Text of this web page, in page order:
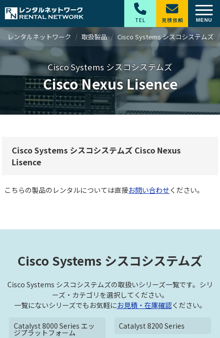
レンタルネットワーク 取扱製品 Cisco Systems シスコシステムズ
Cisco Systems シスコシステムズ
Cisco Nexus Lisence
Cisco Systems シスコシステムズ Cisco Nexus
Lisence
こちらの製品のレンタルについては直接お問い合わせ ください。
Cisco Systems シスコシステムズ
Cisco Systems シスコシステムズの取扱いシリーズ一覧です。シリ
ーズ・カテゴリを選択してください。
一覧にないシリーズでもお気軽にお見積・在庫確認ください。
Catalyst 8000 Series エッ
ジプラットフォーム
Catalyst 8200 Series
TEL 見積依頼